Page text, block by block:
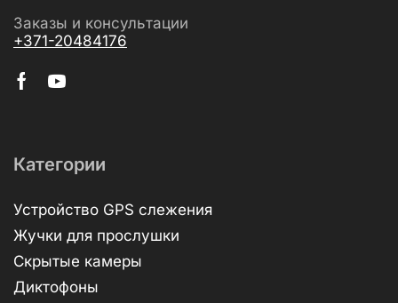
Заказы и консультации
+371-20484176
Категории
Устройство GPS слежения
Жучки для прослушки
Скрытые камеры
Диктофоны